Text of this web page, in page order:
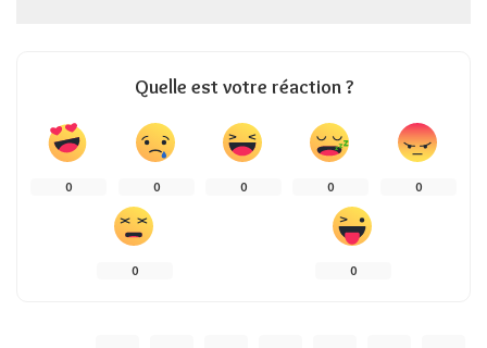
Quelle est votre réaction ?
0 0 0 0 0
0 0